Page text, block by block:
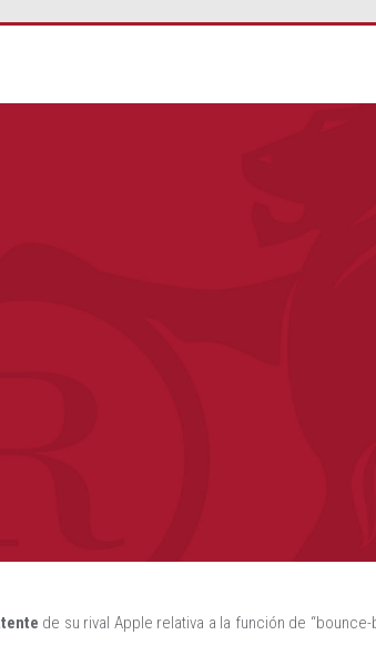
de su rival Apple relativa a la función de “bounce-